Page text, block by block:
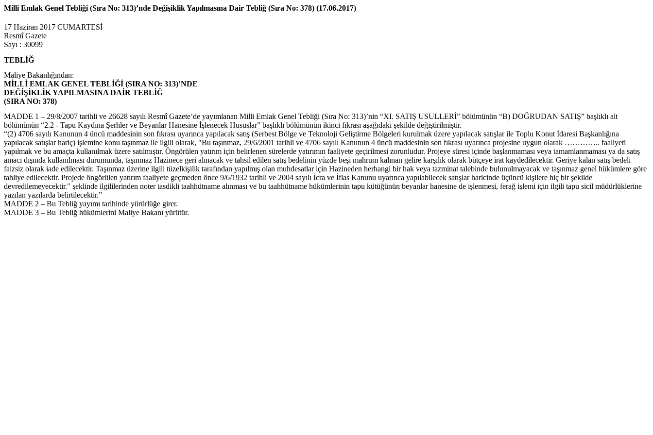
Milli Emlak Genel Tebliği (Sıra No: 313)’nde Değişiklik Yapılmasına Dair Tebliğ (Sıra No: 378) (17.06.2017)
17 Haziran 2017 CUMARTESİ
Resmî Gazete
Sayı : 30099
TEBLİĞ
Maliye Bakanlığından:
MİLLİ EMLAK GENEL TEBLİĞİ (SIRA NO: 313)’NDE
DEĞİŞİKLİK YAPILMASINA DAİR TEBLİĞ
(SIRA NO: 378)
MADDE 1 – 29/8/2007 tarihli ve 26628 sayılı Resmî Gazete’de yayımlanan Milli Emlak Genel Tebliği (Sıra No: 313)’nin “XI. SATIŞ USULLERİ” bölümünün “B) DOĞRUDAN SATIŞ” başlıklı alt
bölümünün “2.2 - Tapu Kaydına Şerhler ve Beyanlar Hanesine İşlenecek Hususlar” başlıklı bölümünün ikinci fıkrası aşağıdaki şekilde değiştirilmiştir.
“(2) 4706 sayılı Kanunun 4 üncü maddesinin son fıkrası uyarınca yapılacak satış (Serbest Bölge ve Teknoloji Geliştirme Bölgeleri kurulmak üzere yapılacak satışlar ile Toplu Konut İdaresi Başkanlığına
yapılacak satışlar hariç) işlemine konu taşınmaz ile ilgili olarak, "Bu taşınmaz, 29/6/2001 tarihli ve 4706 sayılı Kanunun 4 üncü maddesinin son fıkrası uyarınca projesine uygun olarak ………….. faaliyeti
yapılmak ve bu amaçta kullanılmak üzere satılmıştır. Öngörülen yatırım için belirlenen sürelerde yatırımın faaliyete geçirilmesi zorunludur. Projeye süresi içinde başlanmaması veya tamamlanmaması ya da satış
amacı dışında kullanılması durumunda, taşınmaz Hazinece geri alınacak ve tahsil edilen satış bedelinin yüzde beşi mahrum kalınan gelire karşılık olarak bütçeye irat kaydedilecektir. Geriye kalan satış bedeli
faizsiz olarak iade edilecektir. Taşınmaz üzerine ilgili tüzelkişilik tarafından yapılmış olan muhdesatlar için Hazineden herhangi bir hak veya tazminat talebinde bulunulmayacak ve taşınmaz genel hükümlere göre
tahliye edilecektir. Projede öngörülen yatırım faaliyete geçmeden önce 9/6/1932 tarihli ve 2004 sayılı İcra ve İflas Kanunu uyarınca yapılabilecek satışlar haricinde üçüncü kişilere hiç bir şekilde
devredilemeyecektir." şeklinde ilgililerinden noter tasdikli taahhütname alınması ve bu taahhütname hükümlerinin tapu kütüğünün beyanlar hanesine de işlenmesi, ferağ işlemi için ilgili tapu sicil müdürlüklerine
yazılan yazılarda belirtilecektir.”
MADDE 2 – Bu Tebliğ yayımı tarihinde yürürlüğe girer.
MADDE 3 – Bu Tebliğ hükümlerini Maliye Bakanı yürütür.